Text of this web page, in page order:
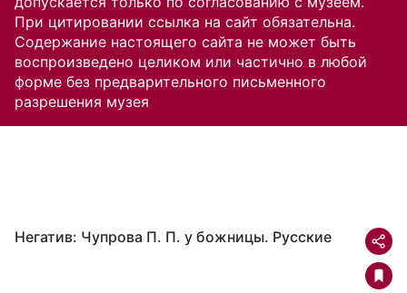
При цитировании ссылка на сайт обязательна.
Содержание настоящего сайта не может быть
воспроизведено целиком или частично в любой
форме без предварительного письменного
разрешения музея
Негатив: Чупрова П. П. у божницы. Русские